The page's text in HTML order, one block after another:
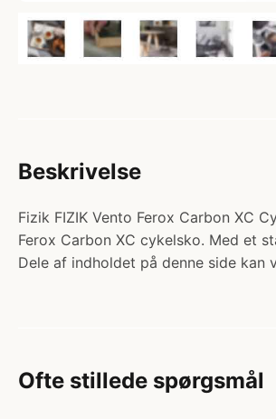
Beskrivelse
Fizik FIZIK Vento Ferox Carbon XC
Ferox Carbon XC cykelsko. Med et
Dele af indholdet på denne side
Ofte stillede spørgsmål